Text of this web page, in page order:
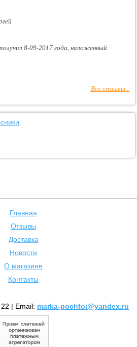
8-09-2017 года, наложенный
Все отзывы...
Главная
Отзывы
Доставка
Новости
О магазине
Контакты
| Email: marka-pochtoi@yandex.ru